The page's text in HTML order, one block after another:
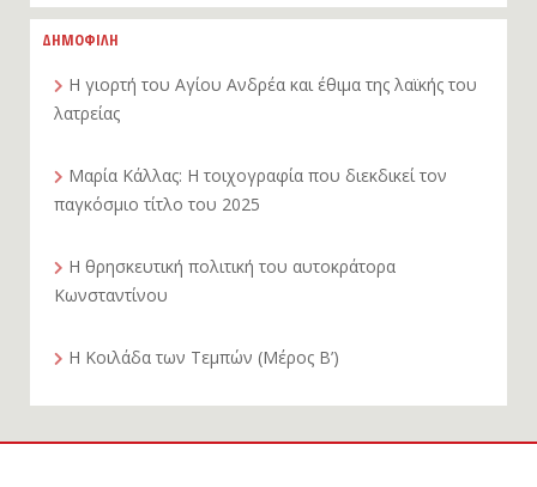
ΔΗΜΟΦΙΛΗ
Η γιορτή του Αγίου Ανδρέα και έθιμα της λαϊκής του
λατρείας
Μαρία Κάλλας: Η τοιχογραφία που διεκδικεί τον
παγκόσμιο τίτλο του 2025
Η θρησκευτική πολιτική του αυτοκράτορα
Κωνσταντίνου
Η Κοιλάδα των Τεμπών (Μέρος Β’)